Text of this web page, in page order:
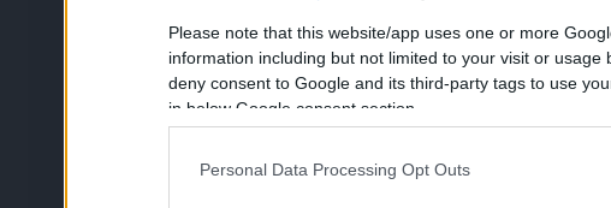
Please note that this website/app uses one or more
information including but not limited to your visit or usage
deny consent to Google and its third-party tags to use
in below Google consent section.
Personal Data Processing Opt Outs